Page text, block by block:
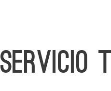
SERVICIO